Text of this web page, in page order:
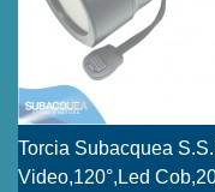
Torcia Subacquea
Video,120°,led